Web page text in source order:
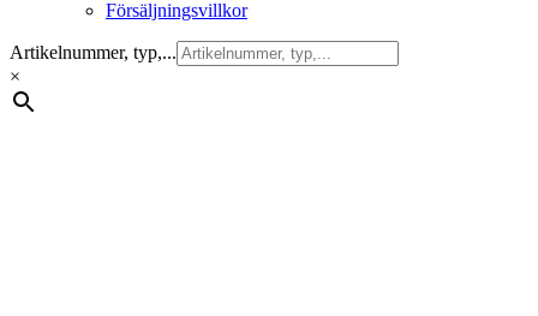
Försäljningsvillkor
Artikelnummer, typ,...
×